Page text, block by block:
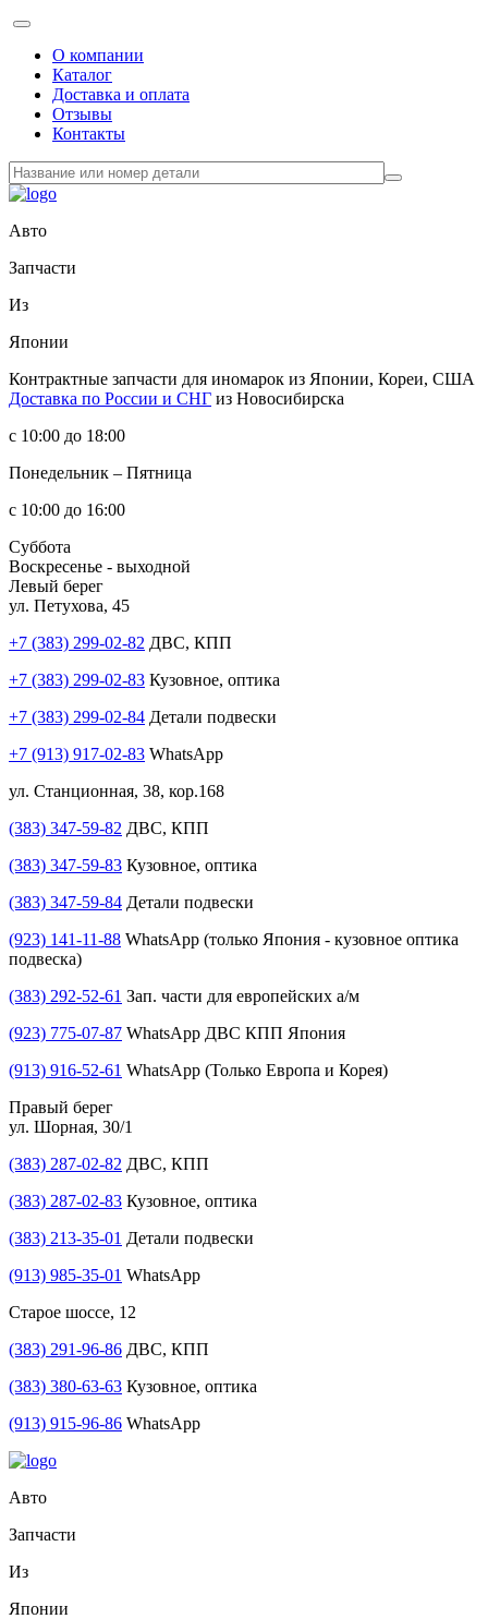
О компании
Каталог
Доставка и оплата
Отзывы
Контакты
Авто
Запчасти
Из
Японии
Контрактные запчасти для иномарок из Японии, Кореи, США
Доставка по России и СНГ из Новосибирска
с 10:00 до 18:00
Понедельник – Пятница
с 10:00 до 16:00
Суббота
Воскресенье - выходной
Левый берег
ул. Петухова, 45
+7 (383) 299-02-82 ДВС, КПП
+7 (383) 299-02-83 Кузовное, оптика
+7 (383) 299-02-84 Детали подвески
+7 (913) 917-02-83 WhatsApp
ул. Станционная, 38, кор.168
(383) 347-59-82 ДВС, КПП
(383) 347-59-83 Кузовное, оптика
(383) 347-59-84 Детали подвески
(923) 141-11-88 WhatsApp (только Япония - кузовное оптика
подвеска)
(383) 292-52-61 Зап. части для европейских а/м
(923) 775-07-87 WhatsApp ДВС КПП Япония
(913) 916-52-61 WhatsApp (Только Европа и Корея)
Правый берег
ул. Шорная, 30/1
(383) 287-02-82 ДВС, КПП
(383) 287-02-83 Кузовное, оптика
(383) 213-35-01 Детали подвески
(913) 985-35-01 WhatsApp
Старое шоссе, 12
(383) 291-96-86 ДВС, КПП
(383) 380-63-63 Кузовное, оптика
(913) 915-96-86 WhatsApp
Авто
Запчасти
Из
Японии